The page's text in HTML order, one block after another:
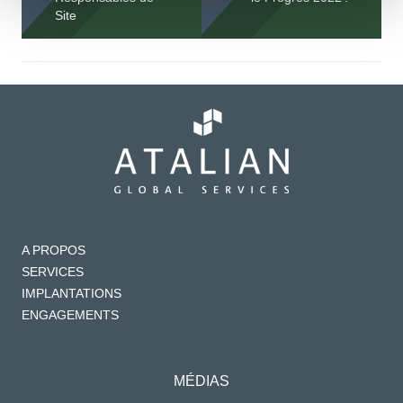
Site
A PROPOS
SERVICES
IMPLANTATIONS
ENGAGEMENTS
MÉDIAS